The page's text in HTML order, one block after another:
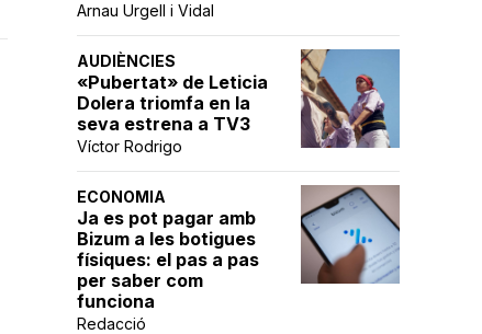
Arnau Urgell i Vidal
AUDIÈNCIES
«Pubertat» de Leticia
Dolera triomfa en la
seva estrena a TV3
Víctor Rodrigo
ECONOMIA
Ja es pot pagar amb
Bizum a les botigues
físiques: el pas a pas
per saber com
funciona
Redacció